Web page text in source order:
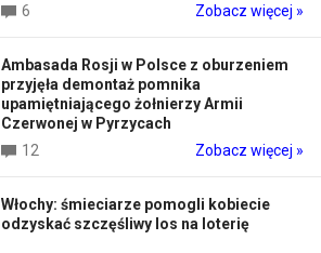
6
Zobacz więcej »
Ambasada Rosji w Polsce z oburzeniem
przyjęła demontaż pomnika
upamiętniającego żołnierzy Armii
Czerwonej w Pyrzycach
12
Zobacz więcej »
Włochy: śmieciarze pomogli kobiecie
odzyskać szczęśliwy los na loterię